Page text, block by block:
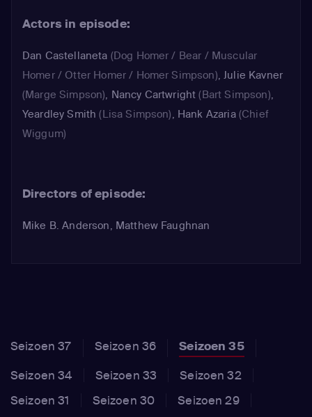
Actors in episode:
Dan Castellaneta (Dog Homer / Bear / Muscular
Homer / Otter Homer / Homer Simpson),Julie Kavner
(Marge Simpson), Nancy Cartwright (Bart Simpson),
Yeardley Smith (Lisa Simpson), Hank Azaria(Chief
Wiggum)
Directors of episode:
Mike B. Anderson, Matthew Faughnan
Seizoen 37 Seizoen 36
Seizoen 35
Seizoen 34
Seizoen 33
Seizoen 32
Seizoen 31
Seizoen 30
Seizoen 29